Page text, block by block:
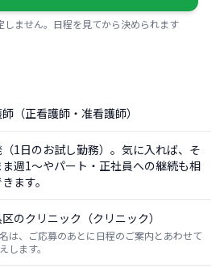
しません。日程を見てから決められます
（正看護師・准看護師）
1日のお試し勤務）。気に入れば、そ
ま週1〜やパート・正社員への継続も相
ます。
のクリニック（クリニック）
は、ご応募のあとに日程のご案内とあわせて
します。